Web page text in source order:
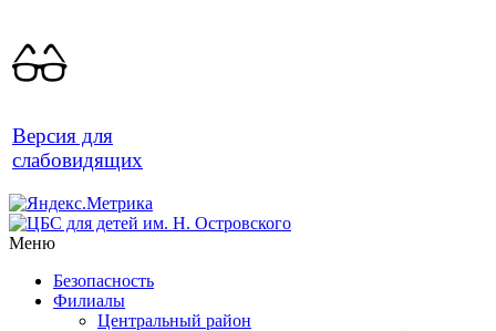
Версия для
слабовидящих
Меню
Безопасность
Филиалы
Центральный район